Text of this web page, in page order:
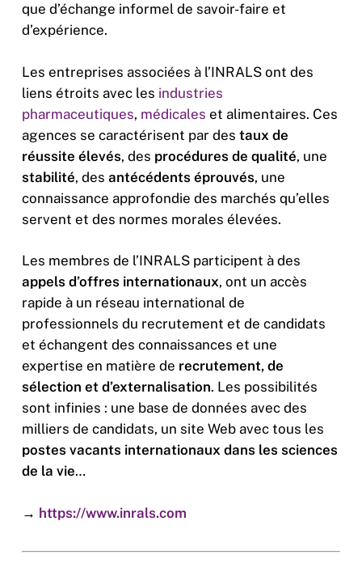
que d’échange informel de savoir-faire et
d’expérience.
Les entreprises associées à l’INRALS ont des
liens étroits avec les industries
pharmaceutiques, médicales et alimentaires. Ces
agences se caractérisent par des taux de
réussite élevés, des procédures de qualité, une
stabilité, des antécédents éprouvés, une
connaissance approfondie des marchés qu’elles
servent et des normes morales élevées.
Les membres de l’INRALS participent à des
appels d’offres internationaux, ont un accès
rapide à un réseau international de
professionnels du recrutement et de candidats
et échangent des connaissances et une
expertise en matière de recrutement, de
sélection et d’externalisation. Les possibilités
sont infinies : une base de données avec des
milliers de candidats, un site Web avec tous les
postes vacants internationaux dans les sciences
de la vie…
→ https://www.inrals.com